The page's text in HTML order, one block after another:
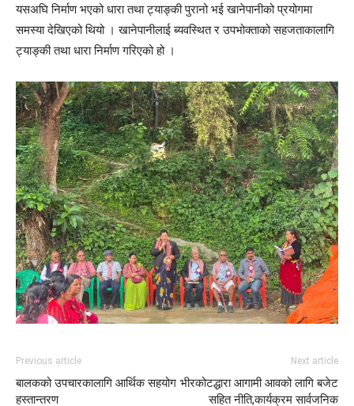
यसअघि निर्माण भएको धारा तथा ट्याङ्की पुरानो भई खानेपानीको प्रयोगमा
समस्या देखिएको थियो । खानेपानीलाई ब्यवस्थित र उपभोक्ताको सहजताकालागि
ट्याङ्की तथा धारा निर्माण गरिएको हो ।
Previous article
बालकको उपचारकालागि आर्थिक सहयोग
हस्तान्तरण
Next article
भीरकोटद्धारा आगामी आवको लागि बजेट
सहित नीति,कार्यक्रम सार्वजनिक